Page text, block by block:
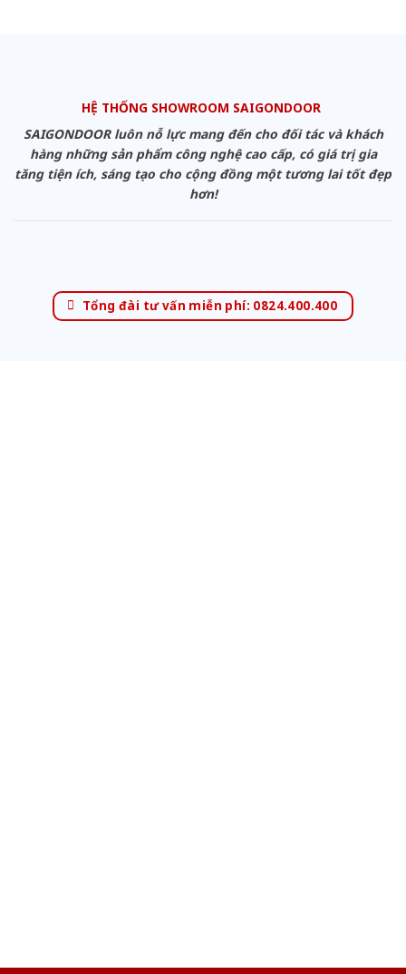
HỆ THỐNG SHOWROOM SAIGONDOOR
SAIGONDOOR luôn nỗ lực mang đến cho đối tác và khách
hàng những sản phẩm công nghệ cao cấp, có giá trị gia
tăng tiện ích, sáng tạo cho cộng đồng một tương lai tốt đẹp
hơn!
Tổng đài tư vấn miễn phí: 0824.400.400